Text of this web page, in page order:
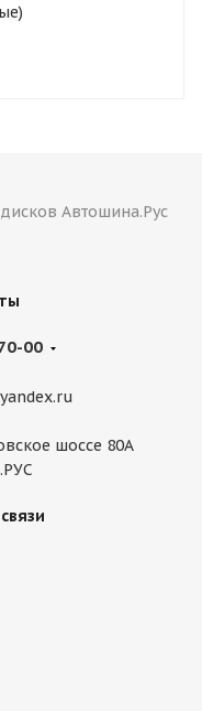
Автошина.Рус
00
шоссе 80А